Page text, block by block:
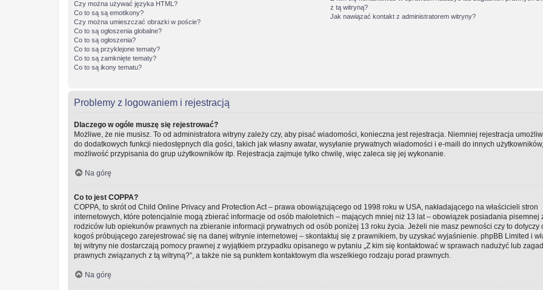
Czy można używać języka HTML?
Co to są są emotikony?
Czy można umieszczać obrazki w poście?
Co to są ogłoszenia globalne?
Co to są ogłoszenia?
Co to są przyklejone tematy?
Co to są zamknięte tematy?
Co to są ikony tematu?
z tą witryną?
Jak nawiązać kontakt z administratorem witryny?
Problemy z logowaniem i rejestracją
Dlaczego w ogóle muszę się rejestrować?
Możliwe, że nie musisz. To od administratora witryny zależy czy, aby pisać wiadomości, konieczna jest rejestracja. Niemniej rejestracja
do dodatkowych funkcji niedostępnych dla gości, takich jak własny awatar, wysyłanie prywatnych wiadomości i e-maili do innych użytkowników,
możliwość przypisania do grup użytkowników itp. Rejestracja zajmuje tylko chwilę, więc zaleca się jej wykonanie.
Na górę
Co to jest COPPA?
COPPA, to skrót od Child Online Privacy and Protection Act – prawa obowiązującego od 1998 roku w USA, nakładającego na właścicieli stron
internetowych, które potencjalnie mogą zbierać informacje od osób małoletnich – mających mniej niż 13 lat – obowiązek posiadania pisemnej
rodziców lub opiekunów prawnych na zbieranie informacji prywatnych od osób poniżej 13 roku życia. Jeżeli nie masz pewności czy to dotyczy
kogoś próbującego zarejestrować się na danej witrynie internetowej – skontaktuj się z prawnikiem, by uzyskać wyjaśnienie. phpBB Limited i
tej witryny nie dostarczają pomocy prawnej z wyjątkiem przypadku opisanego w pytaniu „Z kim się kontaktować w sprawach nadużyć lub
prawnych związanych z tą witryną?”, a także nie są punktem kontaktowym dla wszelkiego rodzaju porad prawnych.
Na górę